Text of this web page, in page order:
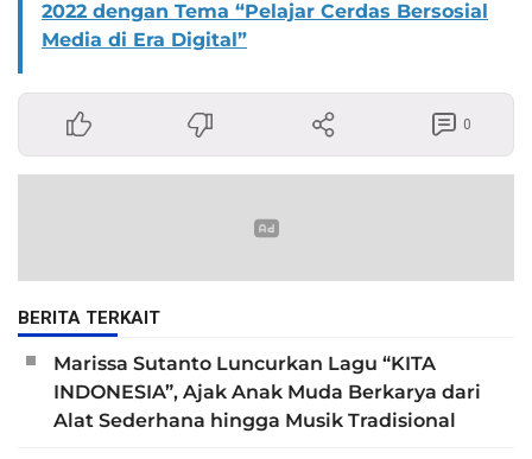
2022 dengan Tema “Pelajar Cerdas Bersosial
Media di Era Digital”
0
BERITA TERKAIT
Marissa Sutanto Luncurkan Lagu “KITA
INDONESIA”, Ajak Anak Muda Berkarya dari
Alat Sederhana hingga Musik Tradisional